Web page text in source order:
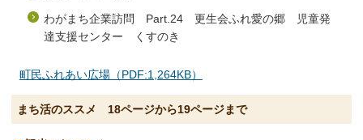
わがまち企業訪問 Part.24 更生会ふれ愛の郷 児童発
達支援センター くすのき
町民ふれあい広場（PDF:1,264KB）
まち活のススメ 18ページから19ページまで